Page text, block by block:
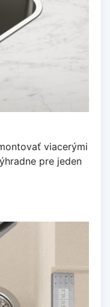
viacerými
pre jeden